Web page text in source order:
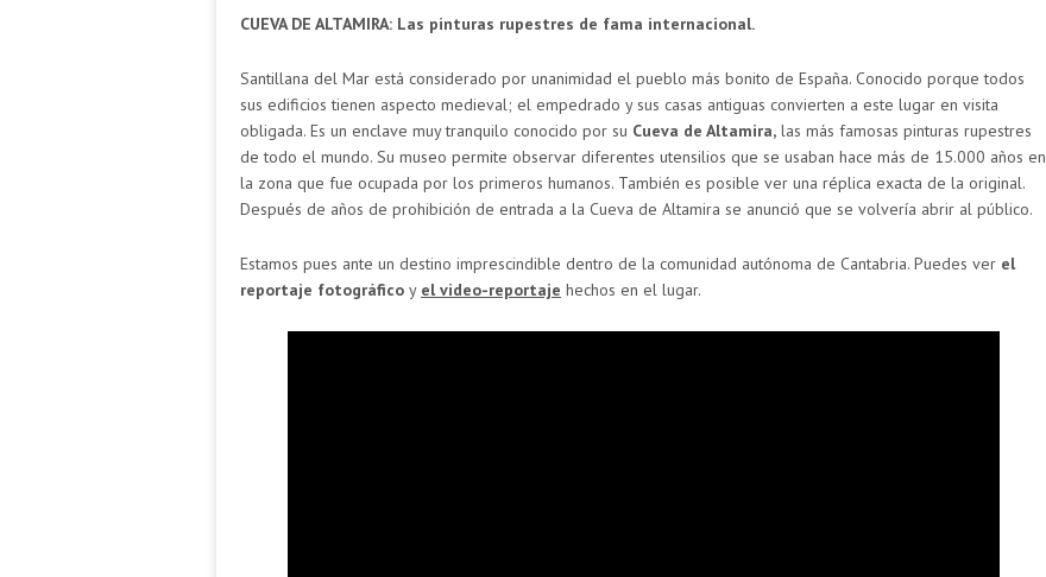
CUEVA DE ALTAMIRA: Las pinturas rupestres de fama internacional.
Santillana del Mar está considerado por unanimidad el pueblo más bonito de España. Conocido porque todos
sus edificios tienen aspecto medieval; el empedrado y sus casas antiguas convierten a este lugar en visita
obligada. Es un enclave muy tranquilo conocido por su Cueva de Altamira, las más famosas pinturas rupestres
de todo el mundo. Su museo permite observar diferentes utensilios que se usaban hace más de 15.000 años en
la zona que fue ocupada por los primeros humanos. También es posible ver una réplica exacta de la original.
Después de años de prohibición de entrada a la Cueva de Altamira se anunció que se volvería abrir al público.
Estamos pues ante un destino imprescindible dentro de la comunidad autónoma de Cantabria. Puedes ver el
reportaje fotográfico y el video-reportaje hechos en el lugar.